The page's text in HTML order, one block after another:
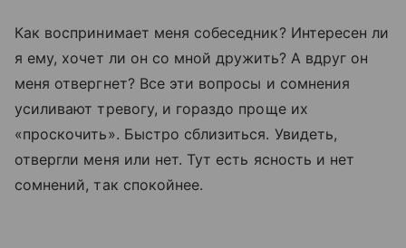
Как воспринимает меня собеседник? Интересен ли
я ему, хочет ли он со мной дружить? А вдруг он
меня отвергнет? Все эти вопросы и сомнения
усиливают тревогу, и гораздо проще их
«проскочить». Быстро сблизиться. Увидеть,
отвергли меня или нет. Тут есть ясность и нет
сомнений, так спокойнее.